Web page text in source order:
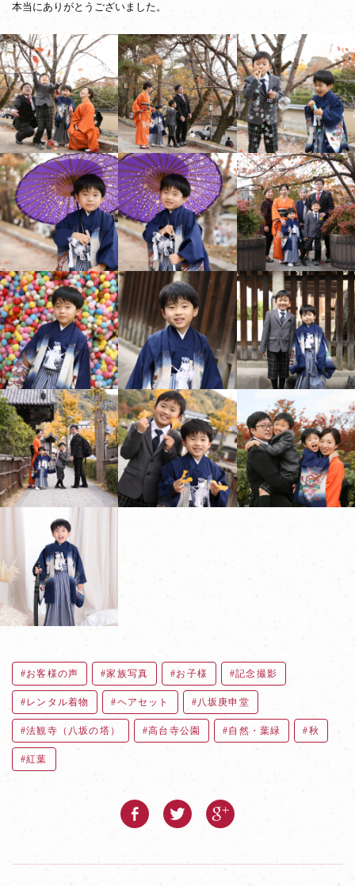
本当にありがとうございました。
お客様の声 家族写真 お子様 記念撮影
レンタル着物 ヘアセット 八坂庚申堂
法観寺（八坂の塔） 高台寺公園 自然・葉緑 秋
紅葉